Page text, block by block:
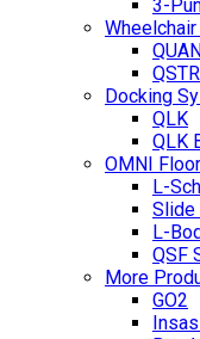
3-
Docking
QLK
QLK
OMNI
L-
Slide
L-
QSF
More
GO2